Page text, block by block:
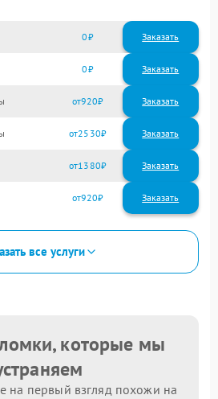
0 Заказать
0 Заказать
920
2530
1380
920
все услуги
которые мы
на первый взгляд похожи на